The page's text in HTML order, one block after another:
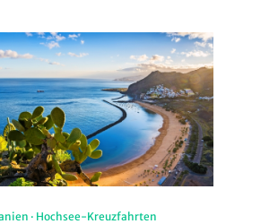
· Hochsee-Kreuzfahrten